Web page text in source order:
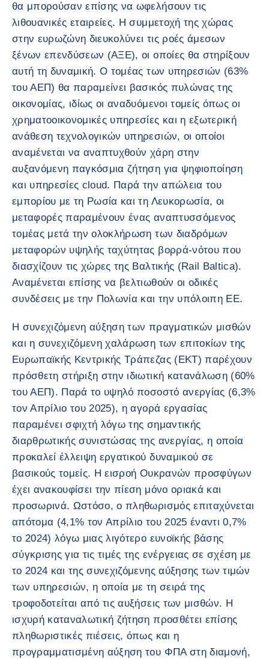
θα μπορούσαν επίσης να ωφελήσουν τις
λιθουανικές εταιρείες. Η συμμετοχή της χώρας
στην ευρωζώνη διευκολύνει τις ροές άμεσων
ξένων επενδύσεων (ΑΞΕ), οι οποίες θα στηρίξουν
αυτή τη δυναμική. Ο τομέας των υπηρεσιών (63%
του ΑΕΠ) θα παραμείνει βασικός πυλώνας της
οικονομίας, ιδίως οι αναδυόμενοι τομείς όπως οι
χρηματοοικονομικές υπηρεσίες και η εξωτερική
ανάθεση τεχνολογικών υπηρεσιών, οι οποίοι
αναμένεται να αναπτυχθούν χάρη στην
αυξανόμενη παγκόσμια ζήτηση για ψηφιοποίηση
και υπηρεσίες cloud. Παρά την απώλεια του
εμπορίου με τη Ρωσία και τη Λευκορωσία, οι
μεταφορές παραμένουν ένας αναπτυσσόμενος
τομέας μετά την ολοκλήρωση των διαδρόμων
μεταφορών υψηλής ταχύτητας βορρά-νότου που
διασχίζουν τις χώρες της Βαλτικής (Rail Baltica).
Αναμένεται επίσης να βελτιωθούν οι οδικές
συνδέσεις με την Πολωνία και την υπόλοιπη ΕΕ.
Η συνεχιζόμενη αύξηση των πραγματικών μισθών
και η συνεχιζόμενη χαλάρωση των επιτοκίων της
Ευρωπαϊκής Κεντρικής Τράπεζας (ΕΚΤ) παρέχουν
πρόσθετη στήριξη στην ιδιωτική κατανάλωση (60%
του ΑΕΠ). Παρά το υψηλό ποσοστό ανεργίας (6,3%
τον Απρίλιο του 2025), η αγορά εργασίας
παραμένει σφιχτή λόγω της σημαντικής
διαρθρωτικής συνιστώσας της ανεργίας, η οποία
προκαλεί έλλειψη εργατικού δυναμικού σε
βασικούς τομείς. Η εισροή Ουκρανών προσφύγων
έχει ανακουφίσει την πίεση μόνο οριακά και
προσωρινά. Ωστόσο, ο πληθωρισμός επιταχύνεται
απότομα (4,1% τον Απρίλιο του 2025 έναντι 0,7%
το 2024) λόγω μιας λιγότερο ευνοϊκής βάσης
σύγκρισης για τις τιμές της ενέργειας σε σχέση με
το 2024 και της συνεχιζόμενης αύξησης των τιμών
των υπηρεσιών, η οποία με τη σειρά της
τροφοδοτείται από τις αυξήσεις των μισθών. Η
ισχυρή καταναλωτική ζήτηση προσθέτει επίσης
πληθωριστικές πιέσεις, όπως και η
προγραμματισμένη αύξηση του ΦΠΑ στη διαμονή,